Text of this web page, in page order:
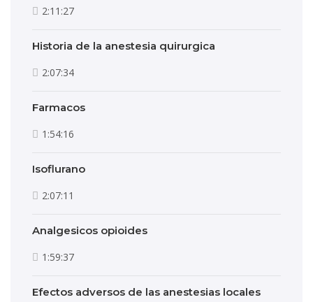
2:11:27
Historia de la anestesia quirurgica
2:07:34
Farmacos
1:54:16
Isoflurano
2:07:11
Analgesicos opioides
1:59:37
Efectos adversos de las anestesias locales